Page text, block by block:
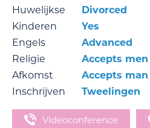
Huwelijkse
Divorced
Kinderen
Yes
Engels
Advanced
Religie
Accepts
Afkomst
Accepts
Inschrijven
Tweelingen
Videoconference